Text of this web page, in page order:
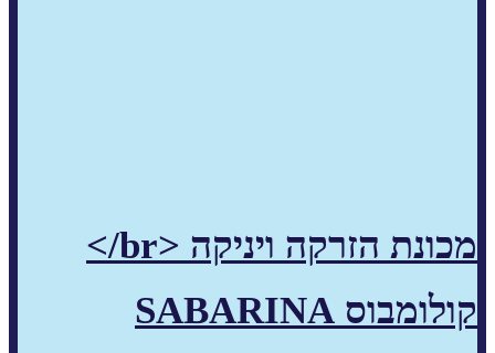
מכונת הזרקה ויניקה <br/>
קולומבוס SABARINA